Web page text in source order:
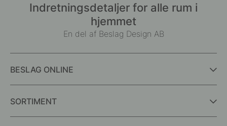
Indretningsdetaljer for alle rum i
hjemmet
En del af Beslag Design AB
BESLAG ONLINE
SORTIMENT